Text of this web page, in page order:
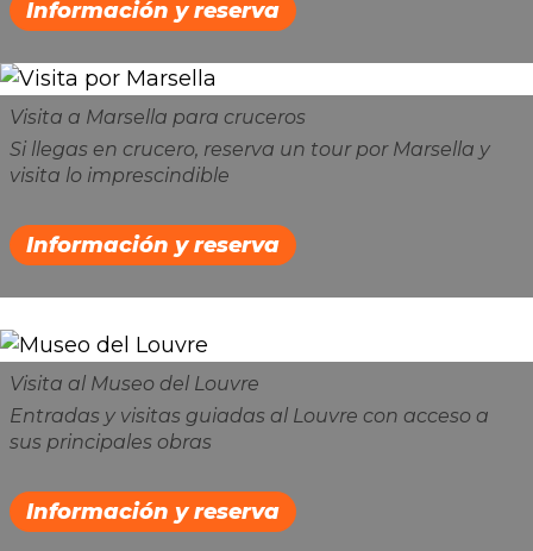
Información y reserva
Visita a Marsella para cruceros
Si llegas en crucero, reserva un tour por Marsella y
visita lo imprescindible
Información y reserva
Visita al Museo del Louvre
Entradas y visitas guiadas al Louvre con acceso a
sus principales obras
Información y reserva